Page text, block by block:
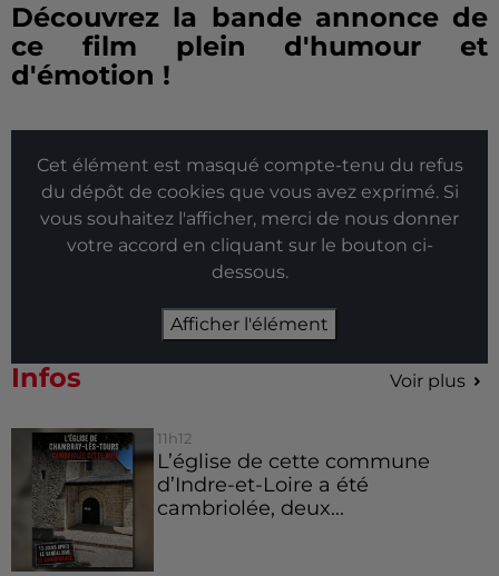
Découvrez la bande annonce de
ce film plein d'humour et
d'émotion !
Cet élément est masqué compte-tenu du refus
du dépôt de cookies que vous avez exprimé. Si
vous souhaitez l'afficher, merci de nous donner
votre accord en cliquant sur le bouton ci-
dessous.
Afficher l'élément
Infos Voir plus
11h12
L’église de cette commune
d’Indre-et-Loire a été
cambriolée, deux...